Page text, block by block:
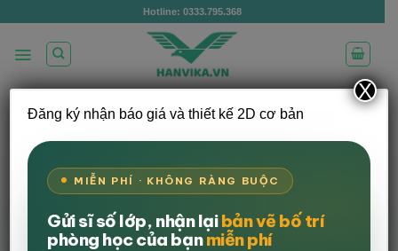
qua
dung
Hotline: 0333.795.368
TRANG CHỦ / BÀN VĂN PHÒNG / BÀN GIÁM ĐỐC
Đăng ký nhận báo giá và thiết kế 2D cơ bản
MIỄN PHÍ · KHÔNG RÀNG BUỘC
Gửi sĩ số lớp, nhận lạibản vẽ bố trí
phòng học của bạnmiễn phí
X